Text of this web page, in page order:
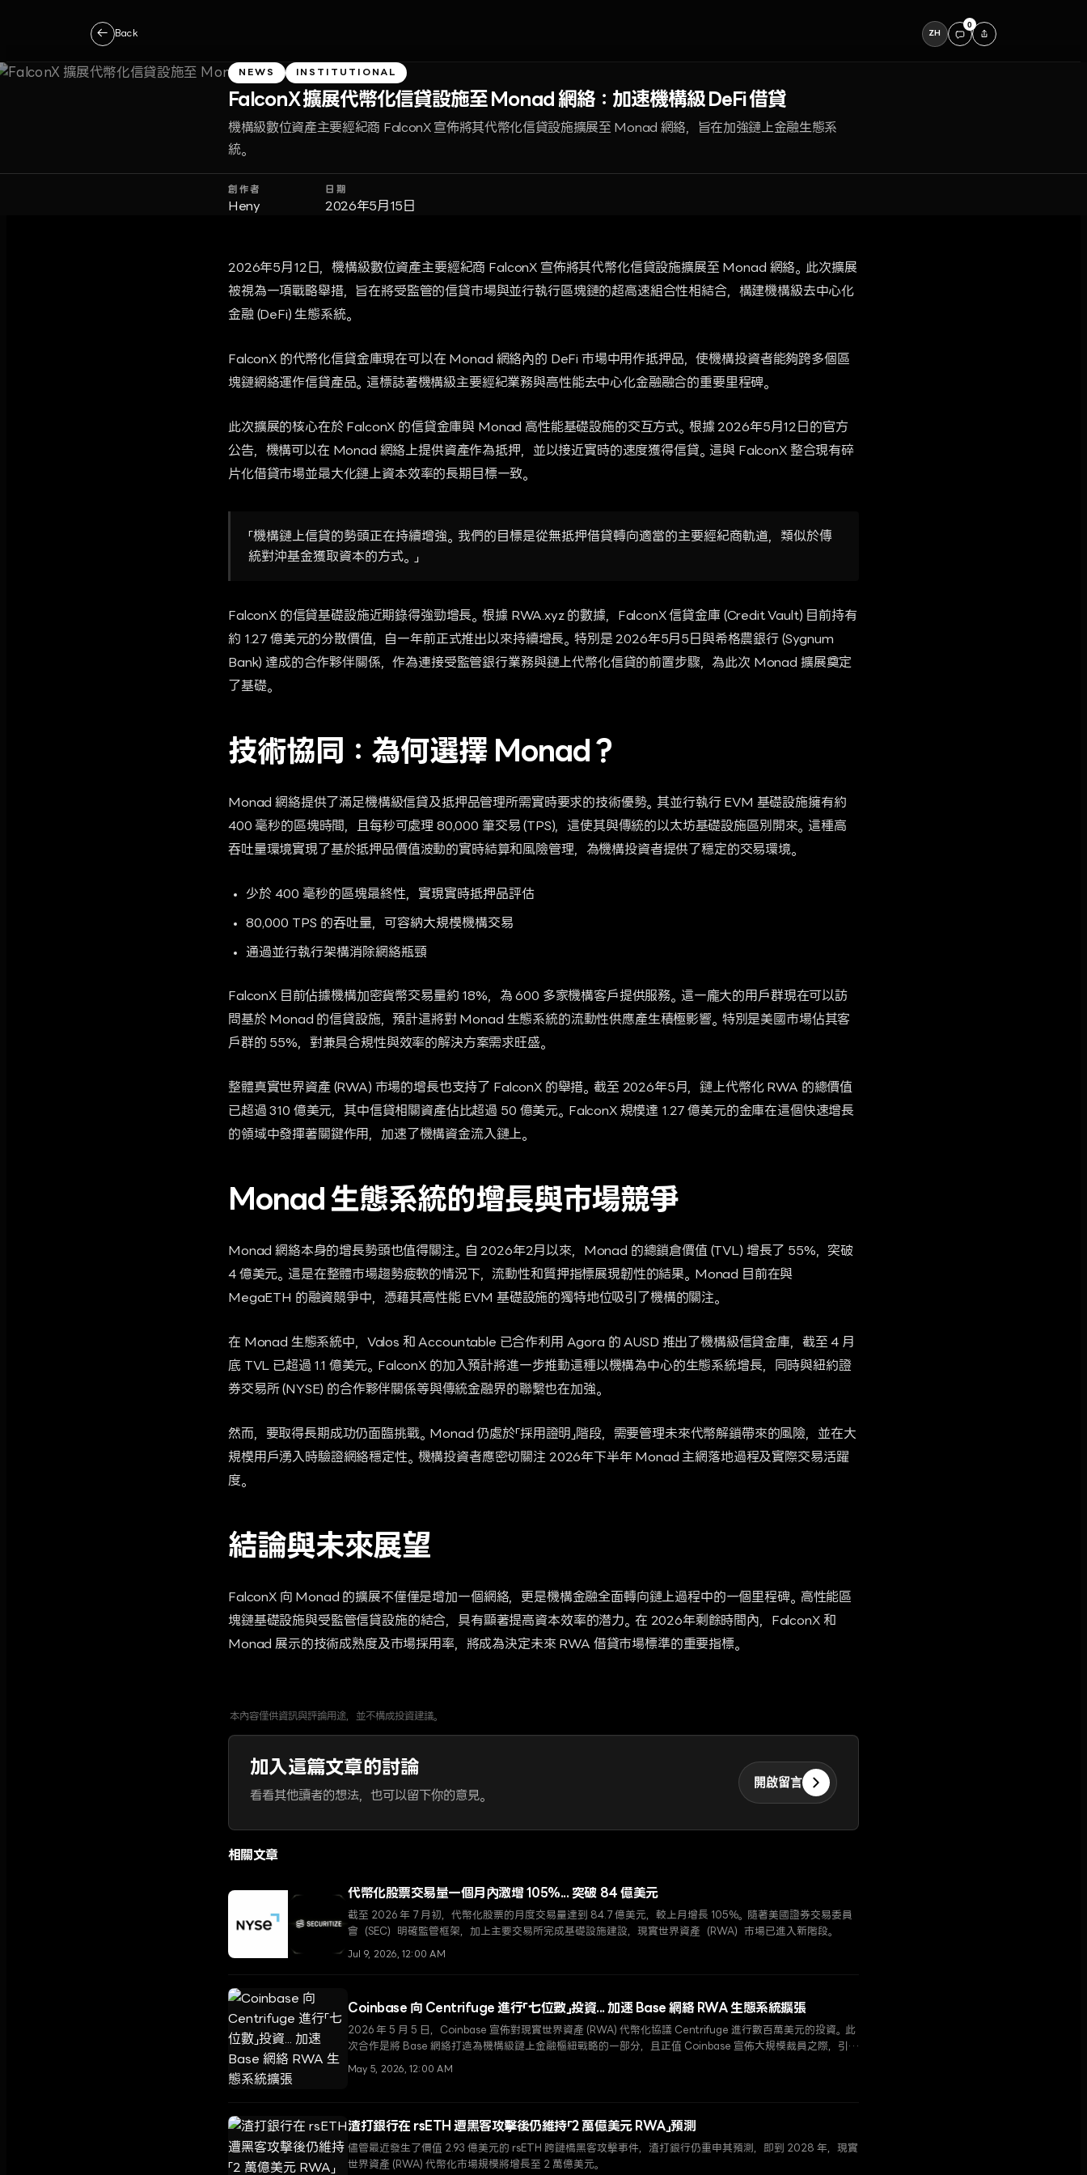
← Back ZH
0
NEWS INSTITUTIONAL
FalconX 擴展代幣化信貸設施至 Monad 網絡：加速機構級 DeFi 借貸
機構級數位資產主要經紀商 FalconX 宣佈將其代幣化信貸設施擴展至 Monad 網絡，旨在加強鏈上金融生態系
統。
創作者
Heny
日期
2026年5月15日
2026年5月12日，機構級數位資產主要經紀商 FalconX 宣佈將其代幣化信貸設施擴展至 Monad 網絡。此次擴展
被視為一項戰略舉措，旨在將受監管的信貸市場與並行執行區塊鏈的超高速組合性相結合，構建機構級去中心化
金融 (DeFi) 生態系統。
FalconX 的代幣化信貸金庫現在可以在 Monad 網絡內的 DeFi 市場中用作抵押品，使機構投資者能夠跨多個區
塊鏈網絡運作信貸產品。這標誌著機構級主要經紀業務與高性能去中心化金融融合的重要里程碑。
此次擴展的核心在於 FalconX 的信貸金庫與 Monad 高性能基礎設施的交互方式。根據 2026年5月12日的官方
公告，機構可以在 Monad 網絡上提供資產作為抵押，並以接近實時的速度獲得信貸。這與 FalconX 整合現有碎
片化借貸市場並最大化鏈上資本效率的長期目標一致。
「機構鏈上信貸的勢頭正在持續增強。我們的目標是從無抵押借貸轉向適當的主要經紀商軌道，類似於傳
統對沖基金獲取資本的方式。」
FalconX 的信貸基礎設施近期錄得強勁增長。根據 RWA.xyz 的數據，FalconX 信貸金庫 (Credit Vault) 目前持有
約 1.27 億美元的分散價值，自一年前正式推出以來持續增長。特別是 2026年5月5日與希格農銀行 (Sygnum
Bank) 達成的合作夥伴關係，作為連接受監管銀行業務與鏈上代幣化信貸的前置步驟，為此次 Monad 擴展奠定
了基礎。
技術協同：為何選擇 Monad？
Monad 網絡提供了滿足機構級信貸及抵押品管理所需實時要求的技術優勢。其並行執行 EVM 基礎設施擁有約
400 毫秒的區塊時間，且每秒可處理 80,000 筆交易 (TPS)，這使其與傳統的以太坊基礎設施區別開來。這種高
吞吐量環境實現了基於抵押品價值波動的實時結算和風險管理，為機構投資者提供了穩定的交易環境。
少於 400 毫秒的區塊最終性，實現實時抵押品評估
80,000 TPS 的吞吐量，可容納大規模機構交易
通過並行執行架構消除網絡瓶頸
FalconX 目前佔據機構加密貨幣交易量約 18%，為 600 多家機構客戶提供服務。這一龐大的用戶群現在可以訪
問基於 Monad 的信貸設施，預計這將對 Monad 生態系統的流動性供應產生積極影響。特別是美國市場佔其客
戶群的 55%，對兼具合規性與效率的解決方案需求旺盛。
整體真實世界資產 (RWA) 市場的增長也支持了 FalconX 的舉措。截至 2026年5月，鏈上代幣化 RWA 的總價值
已超過 310 億美元，其中信貸相關資產佔比超過 50 億美元。FalconX 規模達 1.27 億美元的金庫在這個快速增長
的領域中發揮著關鍵作用，加速了機構資金流入鏈上。
Monad 生態系統的增長與市場競爭
Monad 網絡本身的增長勢頭也值得關注。自 2026年2月以來，Monad 的總鎖倉價值 (TVL) 增長了 55%，突破
4 億美元。這是在整體市場趨勢疲軟的情況下，流動性和質押指標展現韌性的結果。Monad 目前在與
MegaETH 的融資競爭中，憑藉其高性能 EVM 基礎設施的獨特地位吸引了機構的關注。
在 Monad 生態系統中，Valos 和 Accountable 已合作利用 Agora 的 AUSD 推出了機構級信貸金庫，截至 4 月
底 TVL 已超過 1.1 億美元。FalconX 的加入預計將進一步推動這種以機構為中心的生態系統增長，同時與紐約證
券交易所 (NYSE) 的合作夥伴關係等與傳統金融界的聯繫也在加強。
然而，要取得長期成功仍面臨挑戰。Monad 仍處於「採用證明」階段，需要管理未來代幣解鎖帶來的風險，並在大
規模用戶湧入時驗證網絡穩定性。機構投資者應密切關注 2026年下半年 Monad 主網落地過程及實際交易活躍
度。
結論與未來展望
FalconX 向 Monad 的擴展不僅僅是增加一個網絡，更是機構金融全面轉向鏈上過程中的一個里程碑。高性能區
塊鏈基礎設施與受監管信貸設施的結合，具有顯著提高資本效率的潛力。在 2026年剩餘時間內，FalconX 和
Monad 展示的技術成熟度及市場採用率，將成為決定未來 RWA 借貸市場標準的重要指標。
本內容僅供資訊與評論用途，並不構成投資建議。
加入這篇文章的討論
看看其他讀者的想法，也可以留下你的意見。
開啟留言
相關文章
代幣化股票交易量一個月內激增 105%... 突破 84 億美元
截至 2026 年 7 月初，代幣化股票的月度交易量達到 84.7 億美元，較上月增長 105%。隨著美國證券交易委員
會（SEC）明確監管框架，加上主要交易所完成基礎設施建設，現實世界資產（RWA）市場已進入新階段。
Jul 9, 2026, 12:00 AM
Coinbase 向 Centrifuge 進行「七位數」投資... 加速 Base 網絡 RWA 生態系統擴張
2026 年 5 月 5 日，Coinbase 宣佈對現實世界資產 (RWA) 代幣化協議 Centrifuge 進行數百萬美元的投資。此
次合作是將 Base 網絡打造為機構級鏈上金融樞紐戰略的一部分，且正值 Coinbase 宣佈大規模裁員之際，引發
May 5, 2026, 12:00 AM
渣打銀行在 rsETH 遭黑客攻擊後仍維持「2 萬億美元 RWA」預測
儘管最近發生了價值 2.93 億美元的 rsETH 跨鏈橋黑客攻擊事件，渣打銀行仍重申其預測，即到 2028 年，現實
世界資產 (RWA) 代幣化市場規模將增長至 2 萬億美元。